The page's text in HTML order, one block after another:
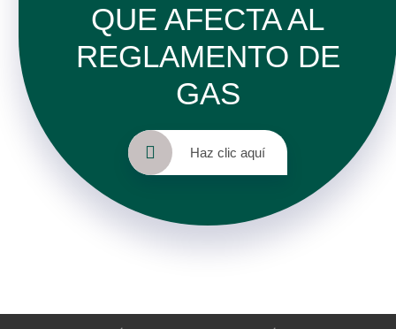
QUE AFECTA AL
REGLAMENTO DE
GAS
Haz clic aquí